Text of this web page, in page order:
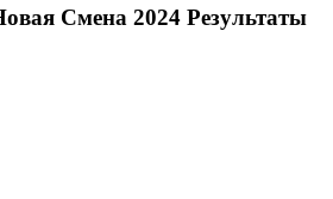
Смена 2024 Результаты